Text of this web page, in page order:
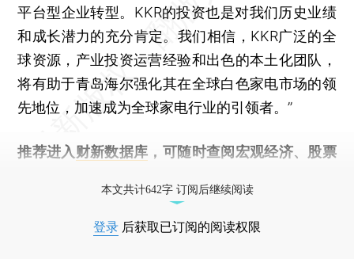
平台型企业转型。KKR的投资也是对我们历史业绩
和成长潜力的充分肯定。我们相信，KKR广泛的全
球资源，产业投资运营经验和出色的本土化团队，
将有助于青岛海尔强化其在全球白色家电市场的领
先地位，加速成为全球家电行业的引领者。”
推荐进入 财新数据库 ，可随时查阅宏观经济、股票
本文共计642字 订阅后继续阅读
登录 后获取已订阅的阅读权限